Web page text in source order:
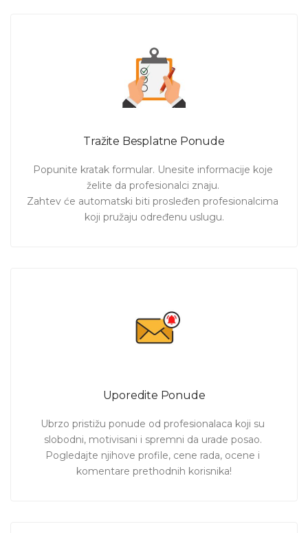
Tražite Besplatne Ponude
Popunite kratak formular. Unesite informacije koje
želite da profesionalci znaju.
Zahtev će automatski biti prosleđen profesionalcima
koji pružaju određenu uslugu.
Uporedite Ponude
Ubrzo pristižu ponude od profesionalaca koji su
slobodni, motivisani i spremni da urade posao.
Pogledajte njihove profile, cene rada, ocene i
komentare prethodnih korisnika!